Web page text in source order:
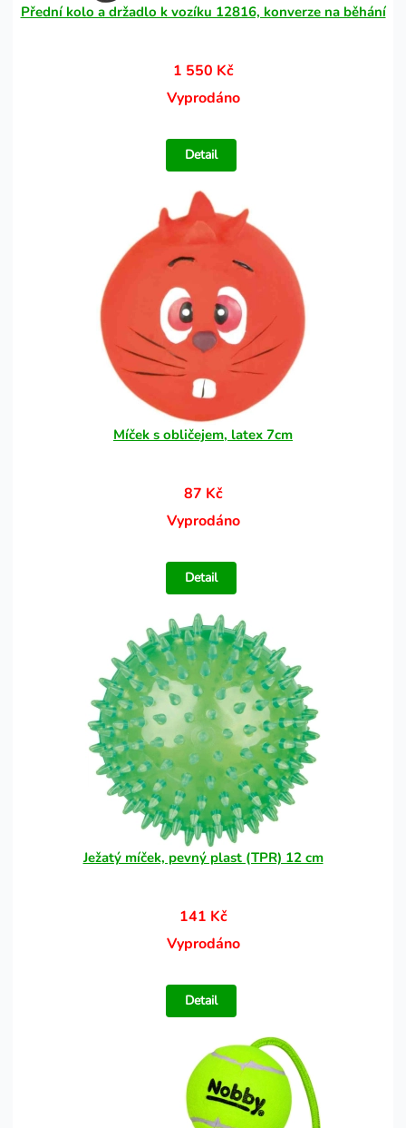
Přední kolo a držadlo k vozíku 12816, konverze na běhání
1 550 Kč
Vyprodáno
Detail
Míček s obličejem, latex 7cm
87 Kč
Vyprodáno
Detail
Ježatý míček, pevný plast (TPR) 12 cm
141 Kč
Vyprodáno
Detail